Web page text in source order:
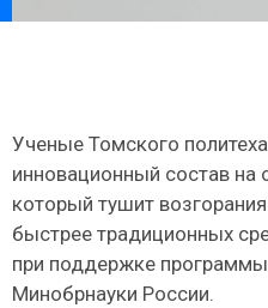
Ученые Томского
инновационный состав на
который тушит
быстрее традиционных
при поддержке
Минобрнауки России.